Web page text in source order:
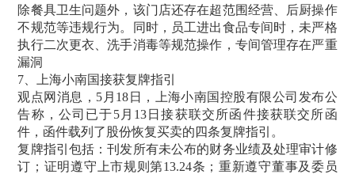
除餐具卫生问题外，该门店还存在超范围经营、后厨操作
不规范等违规行为。同时，员工进出食品专间时，未严格
执行二次更衣、洗手消毒等规范操作，专间管理存在严重
漏洞
7、上海小南国接获复牌指引
观点网消息，5月18日，上海小南国控股有限公司发布公
告称，公司已于5月13日接获联交所函件接获联交所函
件，函件载列了股份恢复买卖的四条复牌指引。
复牌指引包括：刊发所有未公布的财务业绩及处理审计修
订；证明遵守上市规则第13.24条；重新遵守董事及委员